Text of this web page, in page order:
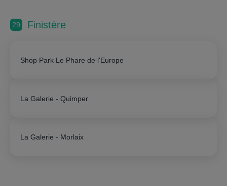
29 Finistère
Shop Park Le Phare de l'Europe
La Galerie - Quimper
La Galerie - Morlaix